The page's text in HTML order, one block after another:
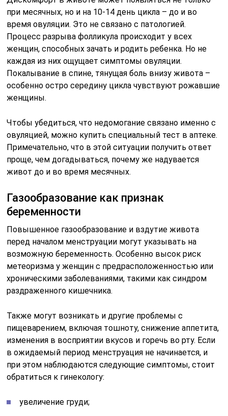
проще, чем догадываться, почему же надувается
живот до и во время месячных.
Газообразование как признак
беременности
Повышенное газообразование и вздутие живота
перед началом менструации могут указывать на
возможную беременность. Особенно высок риск
хроническими заболеваниями, такими как синдром
раздраженного кишечника.
Также могут возникать и другие проблемы с
пищеварением, включая тошноту, снижение аппетита,
в ожидаемый период менструация не начинается, и
при этом наблюдаются следующие симптомы, стоит
обратиться к гинекологу:
увеличение груди;
повышенная раздражительность;
отеки рук и ног;
увеличение объема живота.
Как облегчить вздутие живота
Крайне важен заранее скорректированный рацион
питания. Порции еды не должны быть избыточными.
Рекомендуют еще до месячных исключить продукты,
провоцирующие усиленное газообразование в животе
овощи и фрукты в избытке. Когда ухудшается